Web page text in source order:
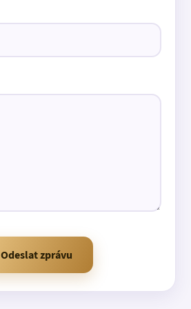
Odeslat zprávu